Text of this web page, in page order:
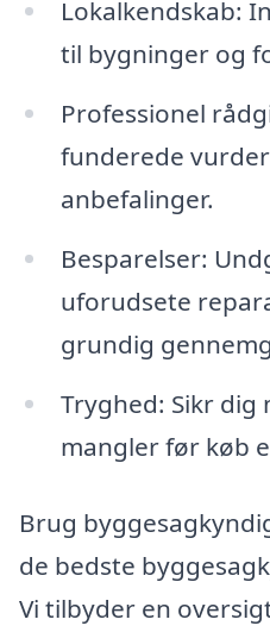
Lokalkendskab:
til bygninger og
Professionel
funderede
anbefalinger.
Besparelser:
uforudsete
grundig
Tryghed: Sikr dig
mangler før køb
Brug
de bedste
Vi tilbyder en